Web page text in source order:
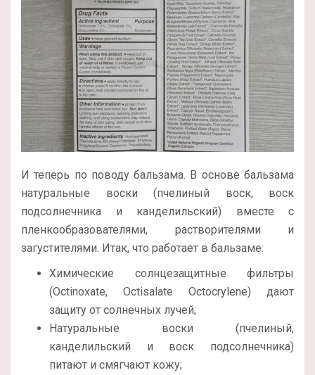
И теперь по поводу бальзама. В основе бальзама
натуральные воски (пчелиный воск, воск
подсолнечника и канделильский) вместе с
пленкообразователями, растворителями и
загустителями. Итак, что работает в бальзаме:
Химические солнцезащитные фильтры
(Octinoxate, Octisalate Octocrylene) дают
защиту от солнечных лучей;
Натуральные воски (пчелиный,
канделильский и воск подсолнечника)
питают и смягчают кожу;